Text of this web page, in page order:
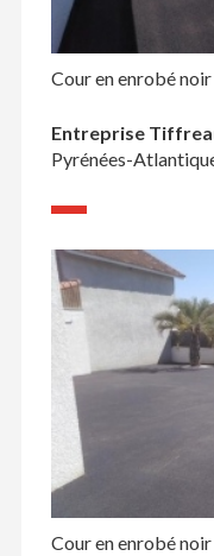
Cour en enrobé noir
Entreprise
Pyrénées-
Cour en enrobé noir